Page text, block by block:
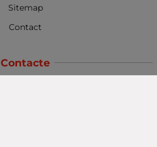
Sitemap
Contact
Contacte